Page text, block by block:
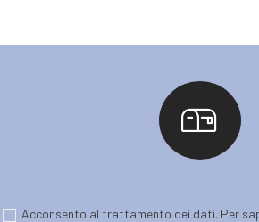
Acconsento al trattamento dei dati. Per